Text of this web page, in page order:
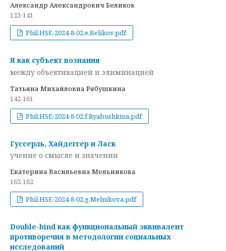
Александр Александрович Беликов
123-141
Phil.HSE-2024-8-02.e.Belikov.pdf
Я как субъект познания
между объективацией и элиминацией
Татьяна Михайловна Рябушкина
142-161
Phil.HSE-2024-8-02.f.Ryabushkina.pdf
Гуссерль, Хайдеггер и Ласк
учение о смысле и значении
Екатерина Васильевна Мельникова
162-182
Phil.HSE-2024-8-02.g.Melnikova.pdf
Double-bind как функциональный эквивалент
противоречия в методологии социальных
исследований